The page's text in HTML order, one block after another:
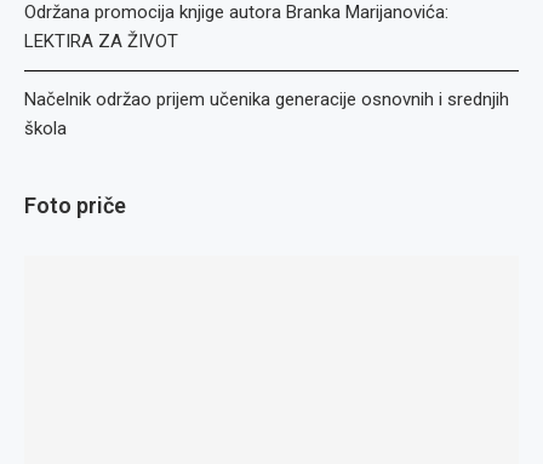
Održana promocija knjige autora Branka Marijanovića:
LEKTIRA ZA ŽIVOT
Načelnik održao prijem učenika generacije osnovnih i srednjih
škola
Foto priče